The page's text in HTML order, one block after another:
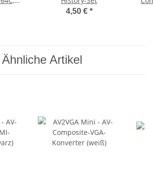
VC
4,50 € *
Ähnliche Artikel